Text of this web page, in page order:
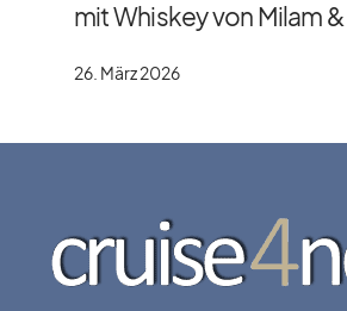
mit Whiskey von Milam
26. März 2026